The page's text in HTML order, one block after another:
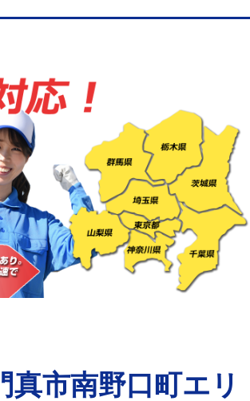
ビ管（VP・HI）使
ビ管（VP・HI）使
え)
+8,800円
イニング鋼管・銅
使用/3ｍまで)
44,000円
イニング鋼管・銅
管使用/3ｍ超え)
+8,800円
削・埋め戻し作業）
（厚さ10㎝まで） 27,500円
真市南野口町エリ